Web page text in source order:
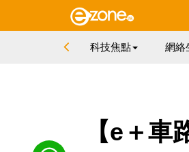
科技焦點 網絡
【e＋